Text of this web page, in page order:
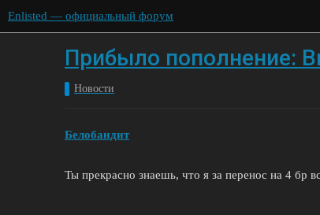
Enlisted — официальный форум
Прибыло пополнение:
Новости
Белобандит
Ты прекрасно знаешь, что я за перенос на 4 бр